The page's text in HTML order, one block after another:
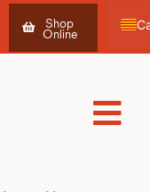
Shop
Online